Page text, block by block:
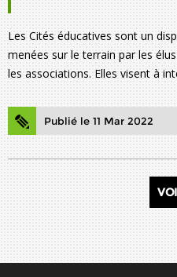
Les Cités éducatives sont un
menées sur le terrain par les
les associations. Elles visent à
Publié le 11 Mar 2022